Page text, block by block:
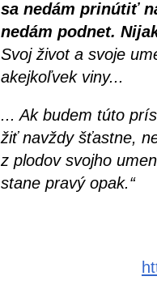
sa nedám prinútiť
nedám podnet.
Svoj život a svoje
akejkoľvek viny...
... Ak budem túto
žiť navždy šťastne,
z plodov svojho
stane pravý opak.“